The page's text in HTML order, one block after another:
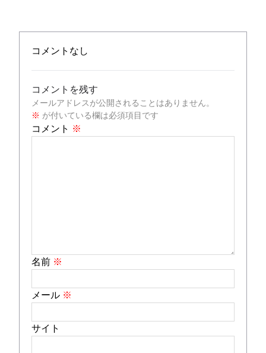
コメントなし
コメントを残す
メールアドレスが公開されることはありません。
※ が付いている欄は必須項目です
コメント ※
名前 ※
メール ※
サイト